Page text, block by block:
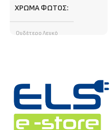
ΧΡΏΜΑ ΦΩΤΌΣ
Ουδέτερο Λευκό
1400 lm/ m
ΤΎΠΟΣ LED CHIP SMD